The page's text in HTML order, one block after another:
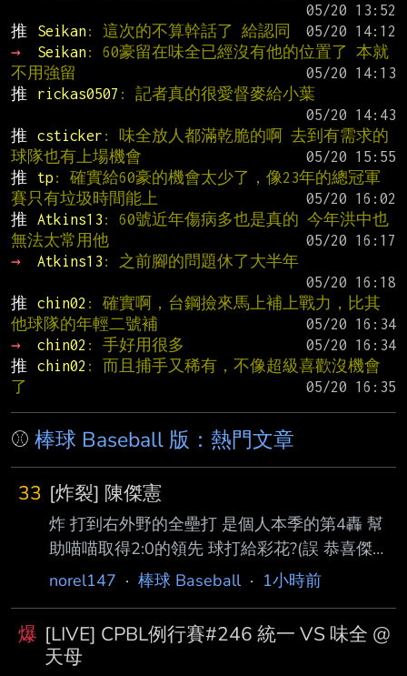
推
Seikan: 這次的不算幹話了 給認同
→
Seikan: 60豪留在味全已經沒有他的位置了 本就
不用強留
推
rickas0507 : 記者真的很愛督麥給小葉
推
csticker : 味全放人都滿乾脆的啊 去到有需求的
球隊也有上場機會
推
tp : 確實給60豪的機會太少了，像23年的總冠軍
賽只有垃圾時間能上
推
Atkins13 : 60號近年傷病多也是真的 今年洪中也
無法太常用他
→
Atkins13 : 之前腳的問題休了大半年
推
chin02 : 確實啊，台鋼撿來馬上補上戰力，比其
他球隊的年輕二號補
→
chin02 : 手好用很多
推
chin02 : 而且捕手又稀有，不像超級喜歡沒機會
了
⚾ 棒球 Baseball 版：熱門文章
33 [炸裂] 陳傑憲
炸 打到右外野的全壘打 是個人本季的第4轟 幫
助喵喵取得2:0的領先 球打給彩花?(誤 恭喜傑憲!!
--
norel147 · 棒球 Baseball· 1小時前
爆 [LIVE] CPBL例行賽#246 統一 VS 味全 @
天母